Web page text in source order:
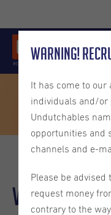
Vivre aux
Warning!
It has come to
individuals and/or
Undutchables
opportunities and
channels and e-
Please be
request money
contrary to the